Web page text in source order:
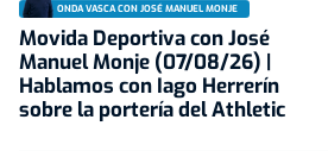
ONDA VASCA CON JOSÉ MANUEL MONJE
Movida Deportiva con José
Manuel Monje (07/08/26) |
Hablamos con Iago Herrerín
sobre la portería del Athletic